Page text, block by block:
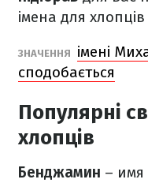
імена для хлопців
ЗНАЧЕННЯ
імені
сподобається
Популярні
хлопців
Бенджамин – имя